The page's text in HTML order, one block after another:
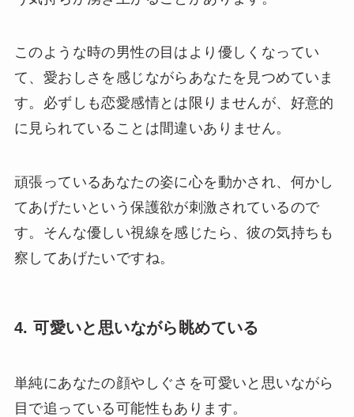
このような時の男性の目はより優しくなってい
て、愛おしさを感じながらあなたを見つめていま
す。必ずしも恋愛感情とは限りませんが、好意的
に見られていることは間違いありません。
頑張っているあなたの姿に心を動かされ、何かし
てあげたいという保護欲が刺激されているので
す。そんな優しい視線を感じたら、彼の気持ちも
察してあげたいですね。
4. 可愛いと思いながら眺めている
単純にあなたの顔やしぐさを可愛いと思いながら
目で追っている可能性もあります。